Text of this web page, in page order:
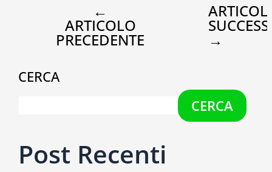
←
ARTICOLO
PRECEDENTE →
CERCA
CERCA
Post Recenti